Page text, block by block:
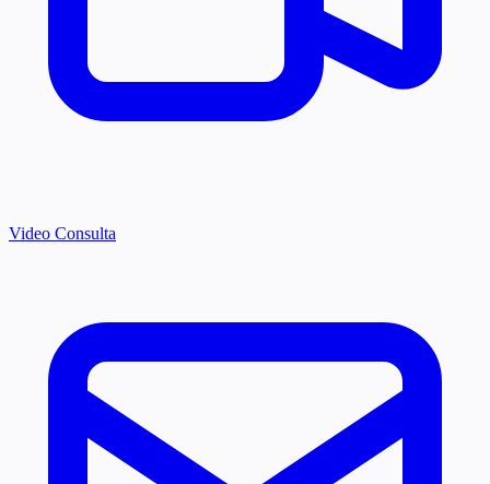
Video Consulta